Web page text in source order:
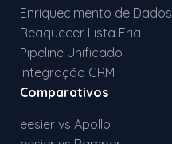
Enriquecimento de Dados
Reaquecer Lista Fria
Pipeline Unificado
Integração CRM
Comparativos
eesier vs Apollo